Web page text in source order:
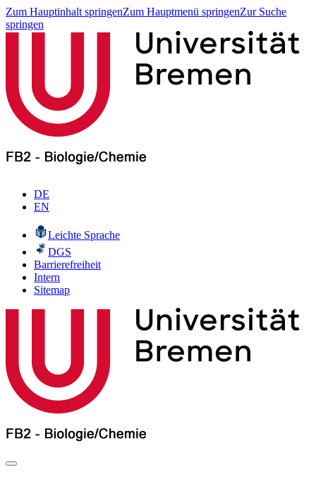
Zum Hauptinhalt springenZum Hauptmenü springenZur Suche
springen
DE
EN
Leichte Sprache
DGS
Barrierefreiheit
Intern
Sitemap